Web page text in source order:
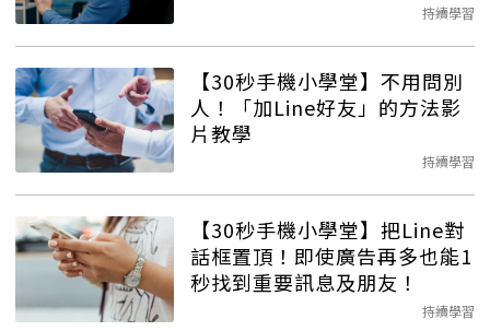
持續學習
【30秒手機小學堂】不用問別
人！「加Line好友」的方法影
片教學
持續學習
【30秒手機小學堂】把Line對
話框置頂！即使廣告再多也能1
秒找到重要訊息及朋友！
持續學習